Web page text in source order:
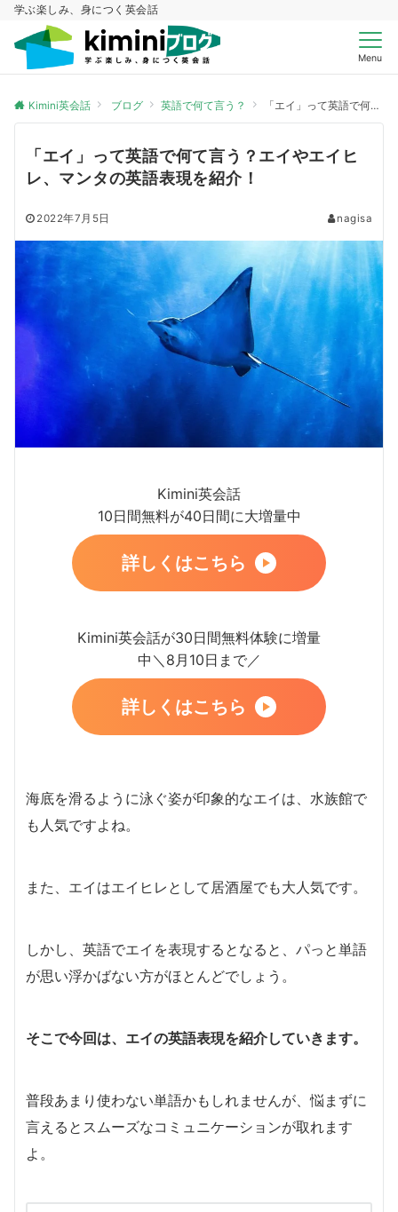
学ぶ楽しみ、身につく英会話
Menu
Kimini英会話 ブログ 英語で何て言う？ 「エイ」って英語で何て言う？エイやエイヒレ、マンタの英語表現を紹介！
「エイ」って英語で何て言う？エイやエイヒ
レ、マンタの英語表現を紹介！
2022年7月5日 nagisa
Kimini英会話
10日間無料が40日間に大増量中
詳しくはこちら
Kimini英会話が30日間無料体験に増量
中＼8月10日まで／
詳しくはこちら
海底を滑るように泳ぐ姿が印象的なエイは、水族館で
も人気ですよね。
また、エイはエイヒレとして居酒屋でも大人気です。
しかし、英語でエイを表現するとなると、パっと単語
が思い浮かばない方がほとんどでしょう。
そこで今回は、エイの英語表現を紹介していきます。
普段あまり使わない単語かもしれませんが、悩まずに
言えるとスムーズなコミュニケーションが取れます
よ。